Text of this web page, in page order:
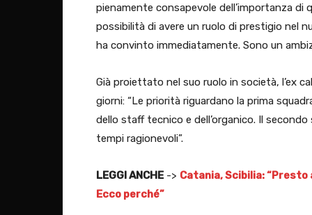
pienamente consapevole dell’importanza
possibilità di avere un ruolo di prestigio nel
ha convinto immediatamente. Sono un
Già proiettato nel suo ruolo in società, l’ex
giorni: “Le priorità riguardano la prima
dello staff tecnico e dell’organico. Il
tempi ragionevoli”.
LEGGI ANCHE-> Catania, Scibilia:
Ecco perché”